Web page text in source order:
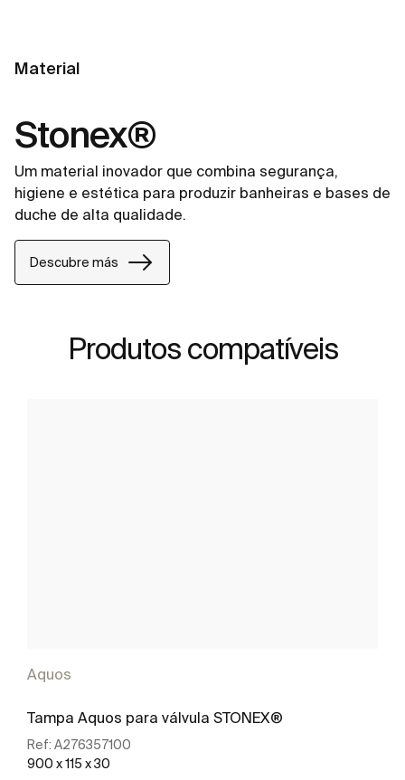
Material
Stonex®
Um material inovador que combina segurança,
higiene e estética para produzir banheiras e bases de
duche de alta qualidade.
Descubre más
Produtos compatíveis
Aquos
Tampa Aquos para válvula STONEX®
Ref: A276357100
900 x 115 x 30